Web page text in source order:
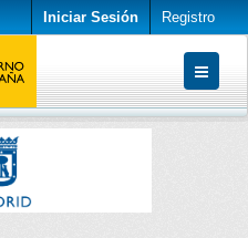
Iniciar Sesión Registro